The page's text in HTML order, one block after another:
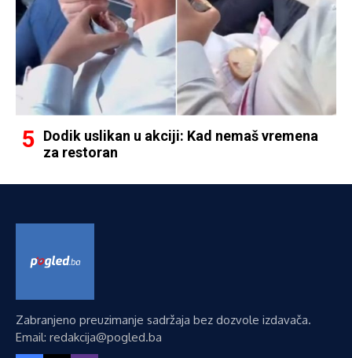
Dodik uslikan u akciji: Kad nemaš vremena
za restoran
Zabranjeno preuzimanje sadržaja bez dozvole izdavača.
Email: redakcija@pogled.ba